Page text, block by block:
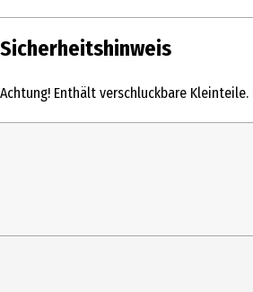
Inhalt
Sicherheitshinweis
Achtung! Enthält verschluckbare